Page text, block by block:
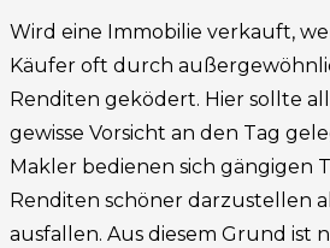
Wird eine Immobilie verkauft,
Käufer oft durch
Renditen geködert. Hier sollte
gewisse Vorsicht an den Tag
Makler bedienen sich gängigen
Renditen schöner darzustellen
ausfallen. Aus diesem Grund ist